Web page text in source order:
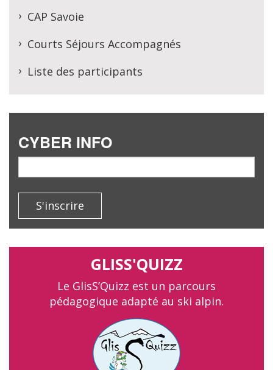
CAP Savoie
Courts Séjours Accompagnés
Liste des participants
CYBER INFO
S'inscrire
GLISS'QUIZZ
Le GlisS’Quizz est un parcours
pédagogique adapté au ski alpin.